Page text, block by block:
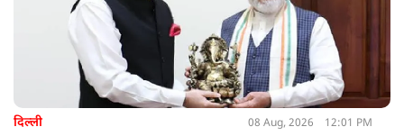
दिल्ली 08 Aug, 2026 12:01 PM